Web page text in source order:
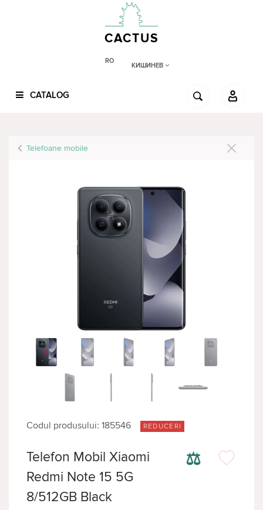
CACTUS
RO
КИШИНЕВ
CATALOG
Telefoane mobile
Codul produsului: 185546 REDUCERI
⚖
Telefon Mobil Xiaomi
Redmi Note 15 5G
8/512GB Black